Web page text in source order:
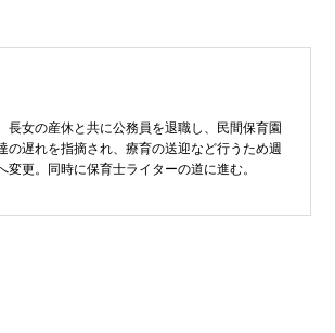
長女の産休と共に公務員を退職し、民間保育園
の遅れを指摘され、療育の送迎など行うため週
変更。同時に保育士ライターの道に進む。